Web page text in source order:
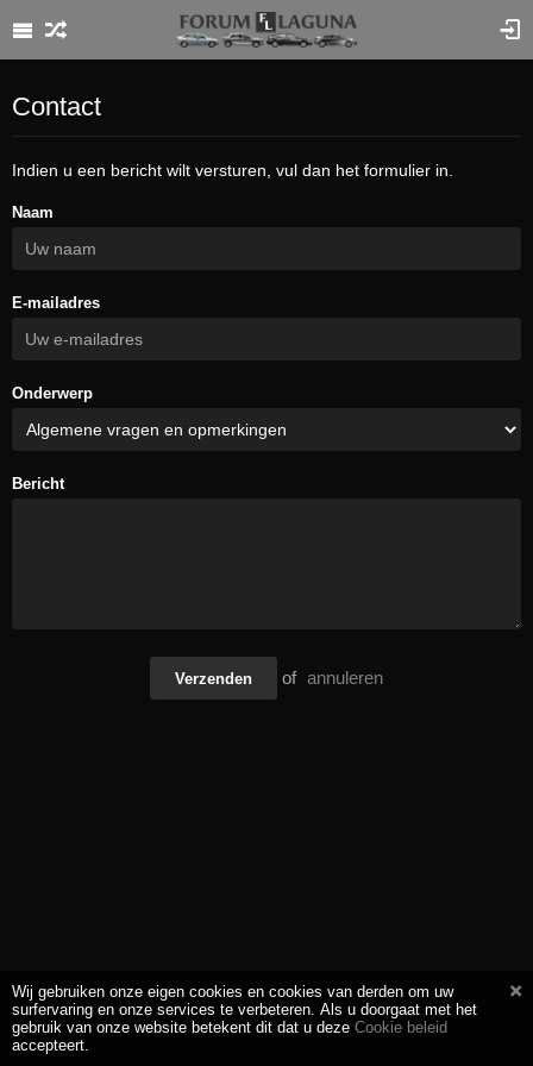
Contact
Indien u een bericht wilt versturen, vul dan het formulier in.
Naam
E-mailadres
Onderwerp
Bericht
Verzenden of annuleren
Wij gebruiken onze eigen cookies en cookies van derden om uw
surfervaring en onze services te verbeteren. Als u doorgaat met het
gebruik van onze website betekent dit dat u deze Cookie beleid
accepteert.